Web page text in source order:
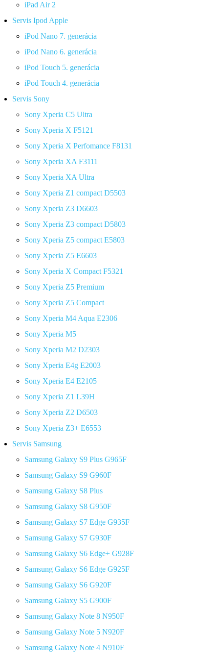
iPad Air 2
Servis Ipod Apple
iPod Nano 7. generácia
iPod Nano 6. generácia
iPod Touch 5. generácia
iPod Touch 4. generácia
Servis Sony
Sony Xperia C5 Ultra
Sony Xperia X F5121
Sony Xperia X Perfomance F8131
Sony Xperia XA F3111
Sony Xperia XA Ultra
Sony Xperia Z1 compact D5503
Sony Xperia Z3 D6603
Sony Xperia Z3 compact D5803
Sony Xperia Z5 compact E5803
Sony Xperia Z5 E6603
Sony Xperia X Compact F5321
Sony Xperia Z5 Premium
Sony Xperia Z5 Compact
Sony Xperia M4 Aqua E2306
Sony Xperia M5
Sony Xperia M2 D2303
Sony Xperia E4g E2003
Sony Xperia E4 E2105
Sony Xperia Z1 L39H
Sony Xperia Z2 D6503
Sony Xperia Z3+ E6553
Servis Samsung
Samsung Galaxy S9 Plus G965F
Samsung Galaxy S9 G960F
Samsung Galaxy S8 Plus
Samsung Galaxy S8 G950F
Samsung Galaxy S7 Edge G935F
Samsung Galaxy S7 G930F
Samsung Galaxy S6 Edge+ G928F
Samsung Galaxy S6 Edge G925F
Samsung Galaxy S6 G920F
Samsung Galaxy S5 G900F
Samsung Galaxy Note 8 N950F
Samsung Galaxy Note 5 N920F
Samsung Galaxy Note 4 N910F